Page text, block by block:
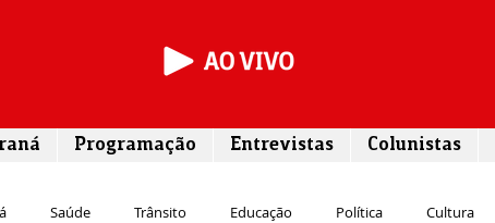
Programação Entrevistas Colunistas
Saúde Trânsito Educação Política Cultura